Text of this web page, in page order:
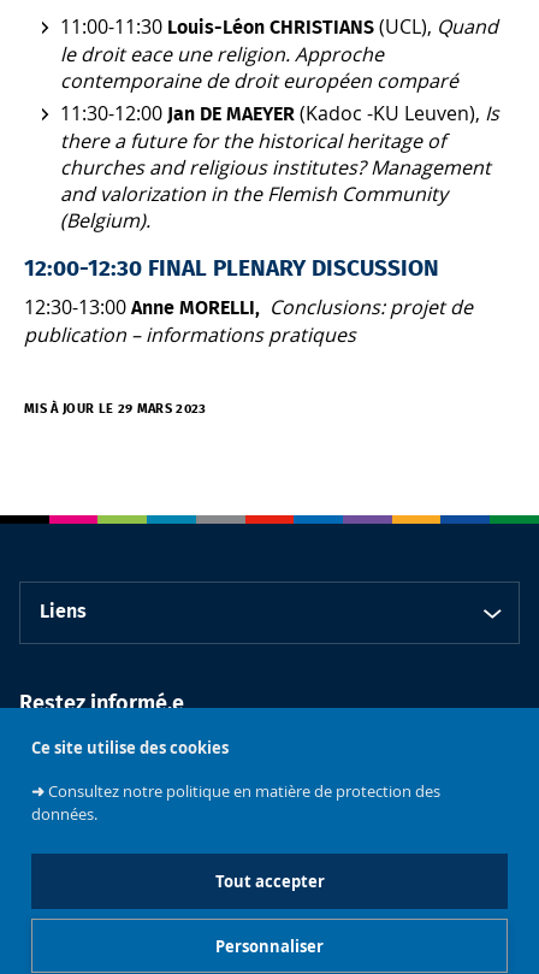
Ce site utilise des cookies
➜Consultez notre politique en matière de protection des
données.
Tout accepter
Personnaliser
11:00-11:30 Louis-Léon CHRISTIANS (UCL), Quand
le droit eace une religion. Approche
contemporaine de droit européen comparé
11:30-12:00 Jan DE MAEYER (Kadoc -KU Leuven), Is
there a future for the historical heritage of
churches and religious institutes? Management
and valorization in the Flemish Community
(Belgium).
12:00-12:30 FINAL PLENARY DISCUSSION
12:30-13:00 Anne MORELLI,
Conclusions: projet de
publication – informations pratiques
MIS À JOUR LE 29 MARS 2023
Liens
Restez informé.e
Faculté de
Université libre